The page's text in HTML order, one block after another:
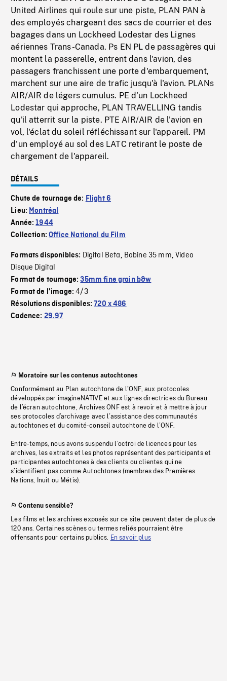
United Airlines qui roule sur une piste, PLAN PAN à
des employés chargeant des sacs de courrier et des
bagages dans un Lockheed Lodestar des Lignes
aériennes Trans-Canada. Ps EN PL de passagères qui
montent la passerelle, entrent dans l'avion, des
passagers franchissent une porte d'embarquement,
marchent sur une aire de trafic jusqu'à l'avion. PLANs
AIR/AIR de légers cumulus. PE d'un Lockheed
Lodestar qui approche, PLAN TRAVELLING tandis
qu'il atterrit sur la piste. PTE AIR/AIR de l'avion en
vol, l'éclat du soleil réfléchissant sur l'appareil. PM
d'un employé au sol des LATC retirant le poste de
chargement de l'appareil.
DÉTAILS
Chute de tournage de: Flight 6
Lieu: Montréal
Année:1944
Collection:Office National du Film
Formats disponibles: Digital Beta, Bobine 35 mm,Video
Disque Digital
Format de tournage:35mm fine grain b&w
Format de l'image:4/3
Résolutions disponibles:720 x 486
Cadence: 29.97
Moratoire sur les contenus autochtones
Conformément au Plan autochtone de l’ONF, aux protocoles
développés par imagineNATIVE et aux lignes directrices du Bureau
de l’écran autochtone, Archives ONF est à revoir et à mettre à jour
ses protocoles d’archivage avec l’assistance des communautés
autochtones et du comité-conseil autochtone de l’ONF.
Entre-temps, nous avons suspendu l’octroi de licences pour les
archives, les extraits et les photos représentant des participants et
participantes autochtones à des clients ou clientes qui ne
s’identifient pas comme Autochtones (membres des Premières
Nations, Inuit ou Métis).
Contenu sensible?
Les films et les archives exposés sur ce site peuvent dater de plus de
120 ans. Certaines scènes ou termes reliés pourraient être
offensants pour certains publics. En savoir plus